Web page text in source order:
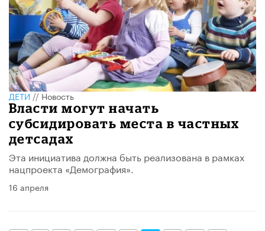
ДЕТИ//Новость
Власти могут начать
субсидировать места в частных
детсадах
Эта инициатива должна быть реализована в рамках
нацпроекта «Демография».
16 апреля